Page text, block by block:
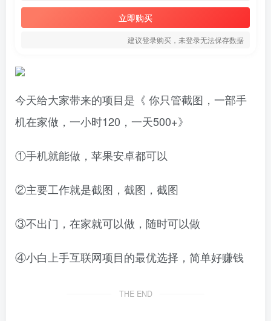
立即购买
建议登录购买，未登录无法保存数据
今天给大家带来的项目是《 你只管截图，一部手
机在家做，一小时120，一天500+》
①手机就能做，苹果安卓都可以
②主要工作就是截图，截图，截图
③不出门，在家就可以做，随时可以做
④小白上手互联网项目的最优选择，简单好赚钱
THE END